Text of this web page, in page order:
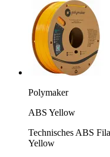
Polymaker
ABS Yellow
Technisches ABS
Yellow